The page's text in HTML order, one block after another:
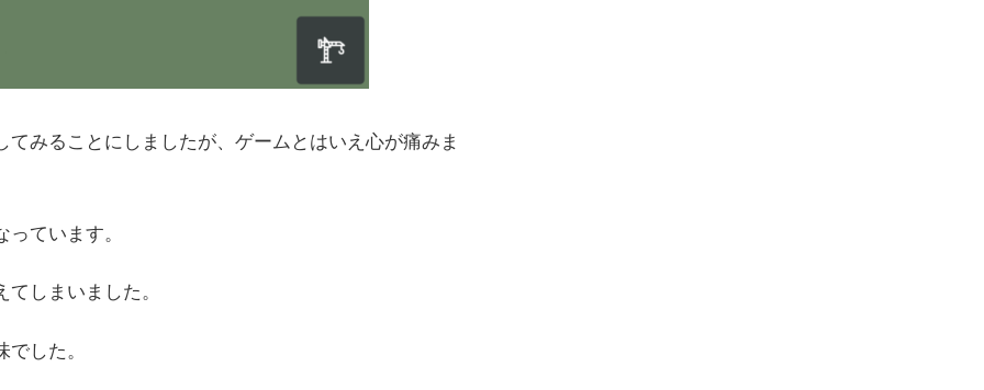
みることにしましたが、ゲームとはいえ心が痛みま
っています。
しまいました。
した。